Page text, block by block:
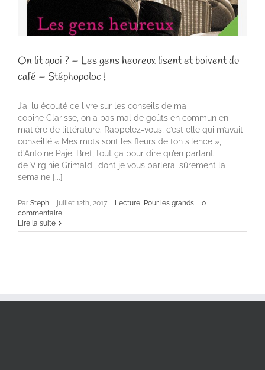
On lit quoi ? – Les gens heureux lisent et boivent du
café – Stéphopoloc !
J’ai lu écouté ce livre sur les conseils de ma
copine Clarisse, on a pas mal de goûts en commun en
matière de littérature. Rappelez-vous, c’est elle qui m’avait
conseillé « Mes mots sont les fleurs de ton silence »,
d’Antoine Paje. Bref, tout ça pour dire qu’en parlant
de Virginie Grimaldi, dont je vous parlerai sûrement la
semaine [...]
Par Steph | juillet 12th, 2017 | Lecture Pour les grands | 0
commentaire
Lire la suite